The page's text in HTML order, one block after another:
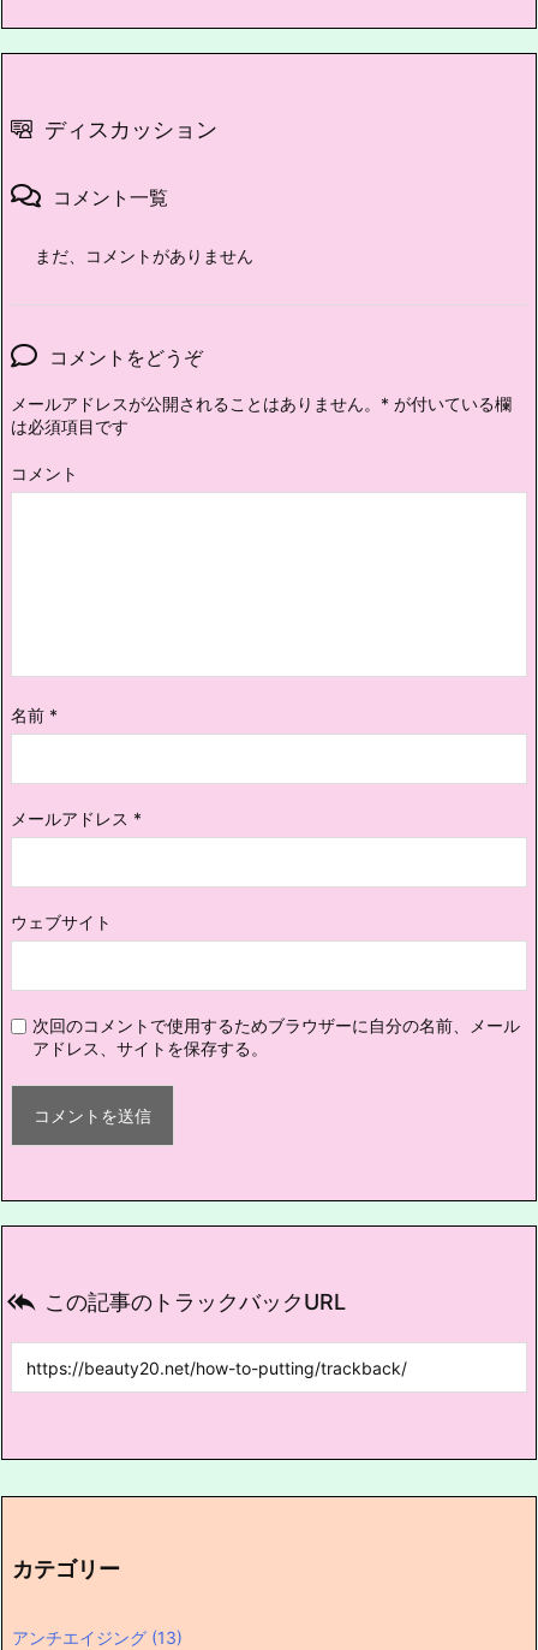
ディスカッション
コメント一覧
まだ、コメントがありません
コメントをどうぞ
メールアドレスが公開されることはありません。 * が付いている欄
は必須項目です
コメント
名前 *
メールアドレス *
ウェブサイト
次回のコメントで使用するためブラウザーに自分の名前、メール
アドレス、サイトを保存する。
 この記事のトラックバックURL
カテゴリー
アンチエイジング (13)